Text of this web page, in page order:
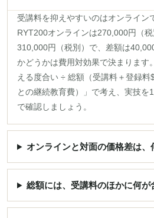
受講料を抑えやすいのはオンライン
RYT200オンラインは270,000円（
310,000円（税別）で、差額は
かどうかは費用対効果で決まります
える度合い ÷ 総額（受講料＋登録
との継続教育費）」で考え、実技を
で確認しましょう。
オンラインと対面の価格差は、
総額には、受講料のほかに何が